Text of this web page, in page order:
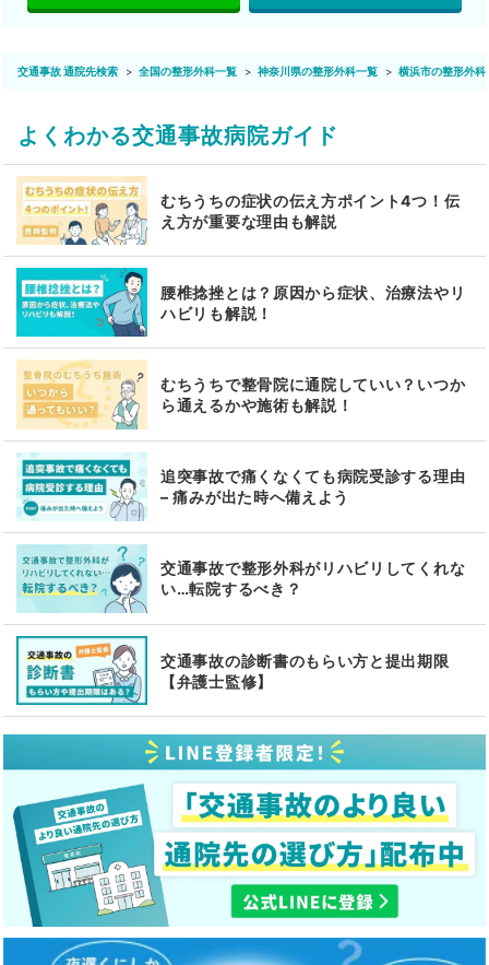
交通事故 通院先検索 全国の整形外科一覧 神奈川県の整形外科一覧 横浜市の整形外科
よくわかる交通事故病院ガイド
むちうちの症状の伝え方ポイント4つ！伝
え方が重要な理由も解説
腰椎捻挫とは？原因から症状、治療法やリ
ハビリも解説！
むちうちで整骨院に通院していい？いつか
ら通えるかや施術も解説！
追突事故で痛くなくても病院受診する理由
– 痛みが出た時へ備えよう
交通事故で整形外科がリハビリしてくれな
い…転院するべき？
交通事故の診断書のもらい方と提出期限
【弁護士監修】